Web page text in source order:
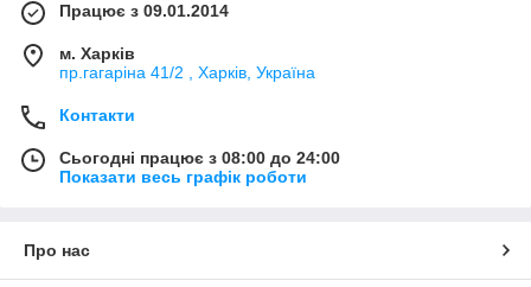
Працює з 09.01.2014
м. Харків
пр.гагаріна 41/2 , Харків, Україна
Контакти
Сьогодні працює з 08:00 до 24:00
Показати весь графік роботи
Про нас